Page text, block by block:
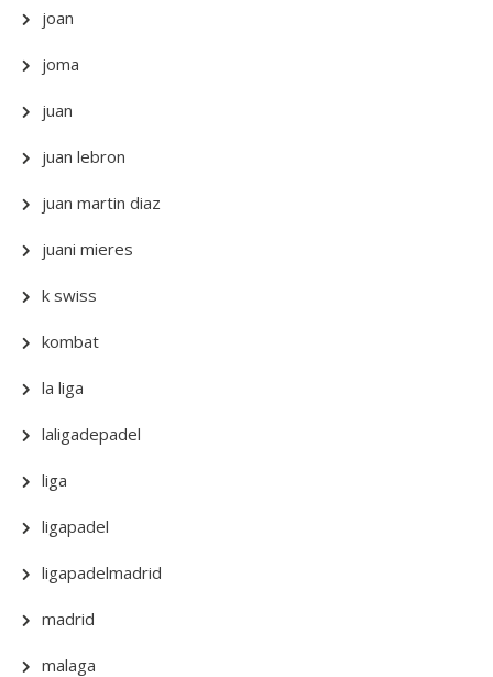
joan
joma
juan
juan lebron
juan martin diaz
juani mieres
k swiss
kombat
la liga
laligadepadel
liga
ligapadel
ligapadelmadrid
madrid
malaga